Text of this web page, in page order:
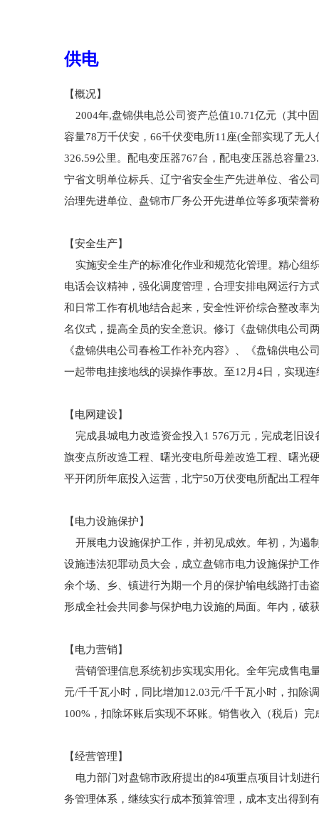
供电
【概况】
2004年,盘锦供电总公司资产总值10.71亿元（其中
容量78万千伏安，66千伏变电所11座(全部实现了无
326.59公里。配电变压器767台，配电变压器总容量
宁省文明单位标兵、辽宁省安全生产先进单位、省公
治理先进单位、盘锦市厂务公开先进单位等多项荣誉
【安全生产】
实施安全生产的标准化作业和规范化管理。精心组
电话会议精神，强化调度管理，合理安排电网运行方
和日常工作有机地结合起来，安全性评价综合整改率
名仪式，提高全员的安全意识。修订《盘锦供电公司
《盘锦供电公司春检工作补充内容》、《盘锦供电
一起带电挂接地线的误操作事故。至12月4日，实现
【电网建设】
完成县城电力改造资金投入1 576万元，完成老旧
旗变点所改造工程、曙光变电所母差改造工程、曙光
平开闭所年底投入运营，北宁50万伏变电所配出工程
【电力设施保护】
开展电力设施保护工作，并初见成效。年初，为遏
设施违法犯罪动员大会，成立盘锦市电力设施保护工
余个场、乡、镇进行为期一个月的保护输电线路打击
形成全社会共同参与保护电力设施的局面。年内，破
【电力营销】
营销管理信息系统初步实现实用化。全年完成售电
元/千千瓦小时，同比增加12.03元/千千瓦小时，扣除
100%，扣除坏账后实现不坏账。销售收入（税后）
【经营管理】
电力部门对盘锦市政府提出的84项重点项目计划进
务管理体系，继续实行成本预算管理，成本支出得到